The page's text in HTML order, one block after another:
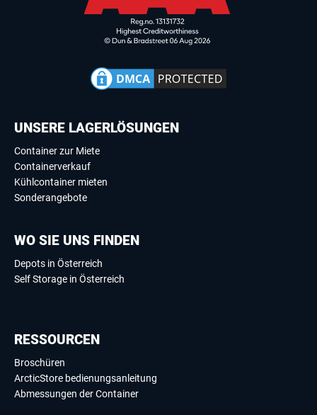
UNSERE LAGERLÖSUNGEN
Container zur Miete
Containerverkauf
Kühlcontainer mieten
Sonderangebote
WO SIE UNS FINDEN
Depots in Österreich
Self Storage in Österreich
RESSOURCEN
Broschüren
ArcticStore bedienungsanleitung
Abmessungen der Container